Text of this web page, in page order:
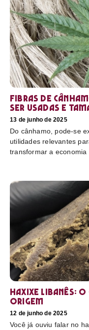
Fibras de
ser usadas e
13 de junho de 2025
Do cânhamo, pode-se
utilidades relevantes
transformar a
Haxixe libanês:
origem
12 de junho de 2025
Você já ouviu falar no